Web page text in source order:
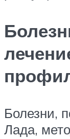
Болезни,
Лада,